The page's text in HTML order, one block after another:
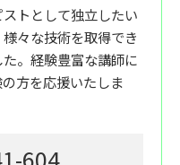
トとして独立したい
々な技術を取得でき
。経験豊富な講師に
方を応援いたしま